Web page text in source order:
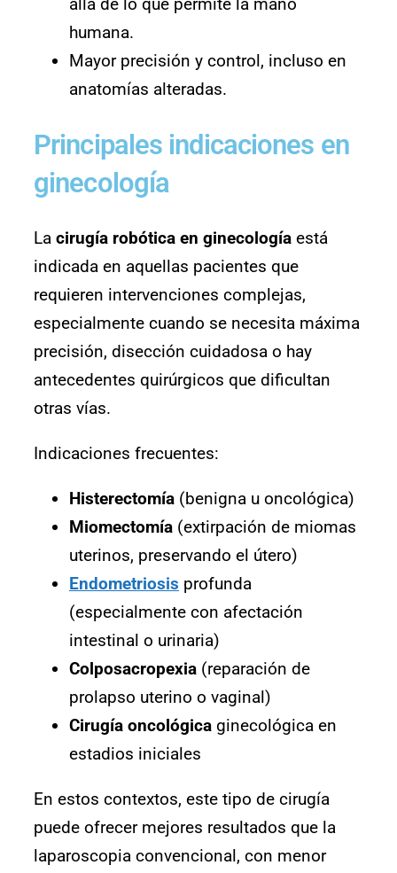
humana.
Mayor precisión y control, incluso en
anatomías alteradas.
Principales indicaciones en
ginecología
La cirugía robótica en ginecología está
indicada en aquellas pacientes que
requieren intervenciones complejas,
especialmente cuando se necesita máxima
precisión, disección cuidadosa o hay
antecedentes quirúrgicos que dificultan
otras vías.
Indicaciones frecuentes:
Histerectomía (benigna u oncológica)
Miomectomía (extirpación de miomas
uterinos, preservando el útero)
Endometriosis profunda
(especialmente con afectación
intestinal o urinaria)
Colposacropexia (reparación de
prolapso uterino o vaginal)
Cirugía oncológica ginecológica en
estadios iniciales
En estos contextos, este tipo de cirugía
puede ofrecer mejores resultados que la
laparoscopia convencional, con menor